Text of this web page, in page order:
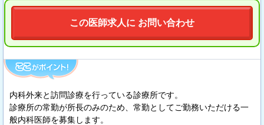
この医師求人に お問い合わせ
内科外来と訪問診療を行っている診療所です。
診療所の常勤が所長のみのため、常勤としてご勤務いただける一
般内科医師を募集します。